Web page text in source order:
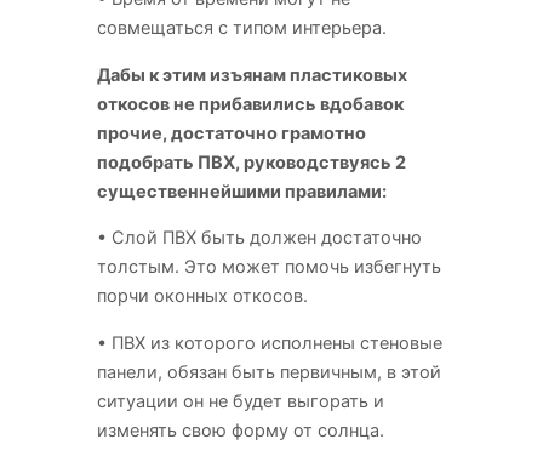
совмещаться с типом интерьера.
Дабы к этим изъянам пластиковых
откосов не прибавились вдобавок
прочие, достаточно грамотно
подобрать ПВХ, руководствуясь 2
существеннейшими правилами:
• Слой ПВХ быть должен достаточно
толстым. Это может помочь избегнуть
порчи оконных откосов.
• ПВХ из которого исполнены стеновые
панели, обязан быть первичным, в этой
ситуации он не будет выгорать и
изменять свою форму от солнца.